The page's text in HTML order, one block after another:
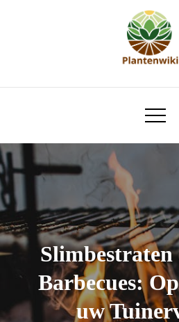
plantenwiki.nl
Slimbestraten
Barbecues:
uw